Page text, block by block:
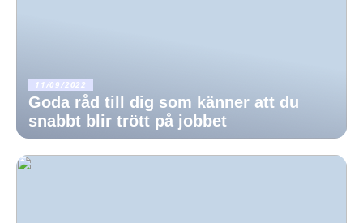
11/09/2022
Goda råd till dig som känner att du
snabbt blir trött på jobbet